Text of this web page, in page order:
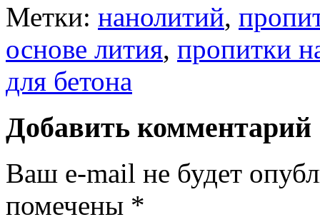
Метки: нанолитий,
основе лития, пропитки
для бетона
Добавить комментарий
Ваш e-mail не будет
помечены *